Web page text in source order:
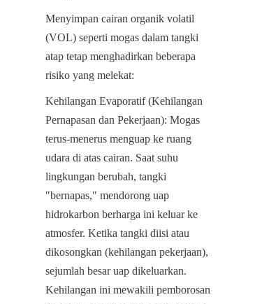
Menyimpan cairan organik volatil
(VOL) seperti mogas dalam tangki
atap tetap menghadirkan beberapa
risiko yang melekat:
Kehilangan Evaporatif (Kehilangan
Pernapasan dan Pekerjaan): Mogas
terus-menerus menguap ke ruang
udara di atas cairan. Saat suhu
lingkungan berubah, tangki
"bernapas," mendorong uap
hidrokarbon berharga ini keluar ke
atmosfer. Ketika tangki diisi atau
dikosongkan (kehilangan pekerjaan),
sejumlah besar uap dikeluarkan.
Kehilangan ini mewakili pemborosan